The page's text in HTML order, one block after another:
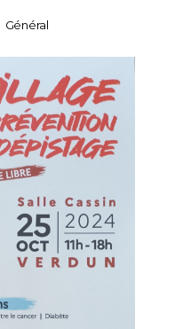
Général